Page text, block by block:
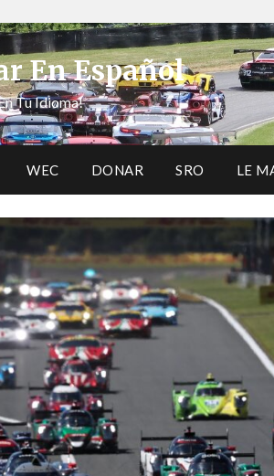
En Español
Tu Idioma!
WEC DONAR SRO LE